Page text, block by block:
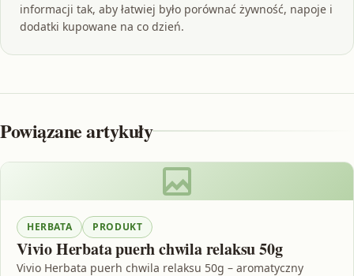
informacji tak, aby łatwiej było porównać żywność, napoje i
dodatki kupowane na co dzień.
Powiązane artykuły
HERBATA PRODUKT
Vivio Herbata puerh chwila relaksu 50g
Vivio Herbata puerh chwila relaksu 50g – aromatyczny